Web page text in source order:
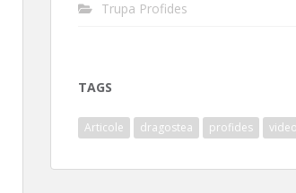
Trupa Profides
TAGS
Articole dragostea profides